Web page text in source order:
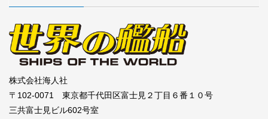
株式会社海人社
〒102-0071 東京都千代田区富士見２丁目６番１０号
三共富士見ビル602号室